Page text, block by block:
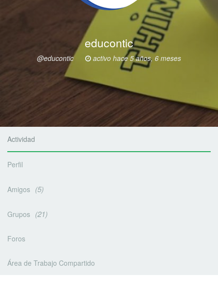
educontic
@educontic activo hace 5 años, 6 meses
Actividad
Perfil
Amigos 5
Grupos 21
Foros
Área de Trabajo Compartido